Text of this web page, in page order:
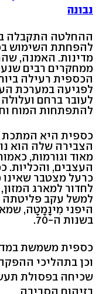
נבונה
ההחלטה התקבלה
מדינות. האמנה,
ממחקרים רבים
הכספית רעילה
לפגיעה במערכת
לעובר ברחם
להתפתחות המוח
כספית היא
הצבירה שלה הוא
מאוד וגורמות,
העצבים, והכליות.
כרעל מצטבר שאינו
לחדור למארג המזון,
למשל עקב פליטתה
היפני מִינָמָטָה,
בשנות ה-70.
כספית משמשת
וכן בתהליכי
שכיחה בפסולת